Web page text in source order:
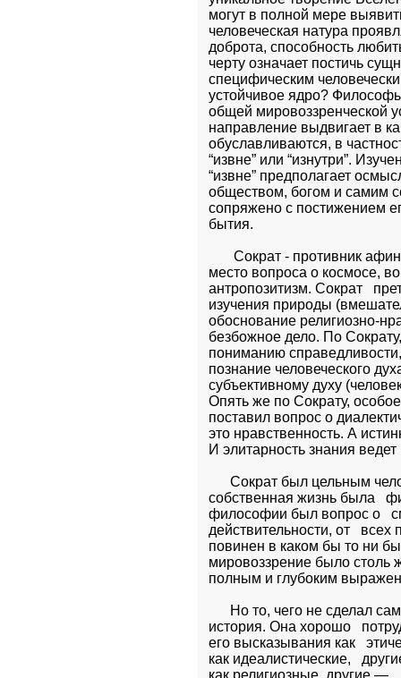
могут в полной мере
человеческая натура
доброта, способность
черту означает постичь
специфическим
устойчивое ядро?
общей мировоззренческой
направление выдвигает в
обуславливаются, в
“извне” или “изнутри”.
“извне” предполагает
обществом, богом и самим
сопряжено с постижением
бытия.
Сократ - противник
место вопроса о космосе,
антропозитизм. Сократ
изучения природы
обоснование религиозно-
безбожное дело. По
пониманию справедливости,
познание человеческого
субъективному духу
Опять же по Сократу,
поставил вопрос о
это нравственность. А
И элитарность знания ведет
Сократ был цельным
собственная жизнь была
философии был вопрос о
действительности, от
повинен в каком бы то ни
мировоззрение было столь
полным и глубоким
Но то, чего не сделал сам
история. Она хорошо
его высказывания как
как идеалистические,